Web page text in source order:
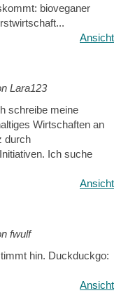
bioveganer
Ansicht
Lara123
schreibe meine
Wirtschaften an
durch
Ich suche
Ansicht
fwulf
hin. Duckduckgo:
Ansicht